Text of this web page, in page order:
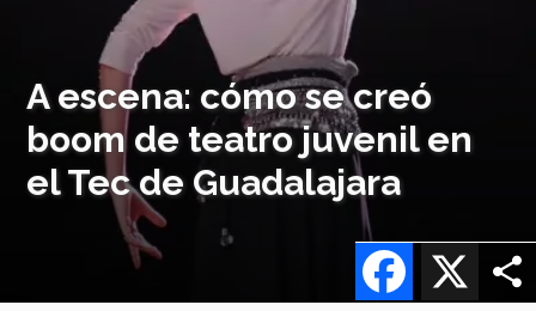
A escena: cómo se creó
boom de teatro juvenil en
el Tec de Guadalajara
X
Facebook